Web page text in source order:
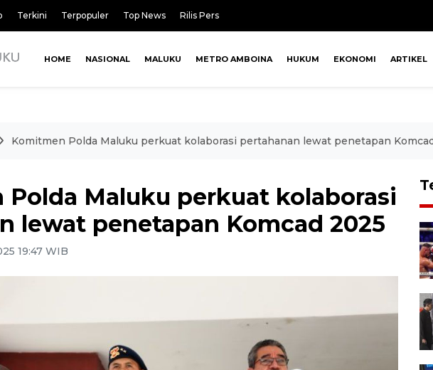
Terkini Terpopuler Top News Rilis Pers
HOME NASIONAL MALUKU METRO AMBOINA HUKUM EKONOMI ARTIKEL
Komitmen Polda Maluku perkuat kolaborasi pertahanan lewat penetapan
Polda Maluku perkuat kolaborasi
lewat penetapan Komcad 2025
19:47 WIB